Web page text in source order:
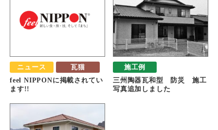
ニュース 瓦猫
feel NIPPONに掲載されてい
ます!!
施工例
三州陶器瓦和型 防災 施工
写真追加しました